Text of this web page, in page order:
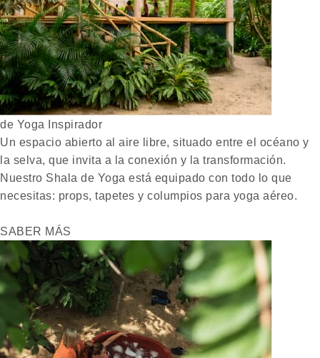
de Yoga Inspirador
Un espacio abierto al aire libre, situado entre el océano y
la selva, que invita a la conexión y la transformación.
Nuestro Shala de Yoga está equipado con todo lo que
necesitas: props, tapetes y columpios para yoga aéreo.
SABER MÁS